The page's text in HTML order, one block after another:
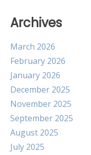
Archives
March 2026
February 2026
January 2026
December 2025
November 2025
September 2025
August 2025
July 2025